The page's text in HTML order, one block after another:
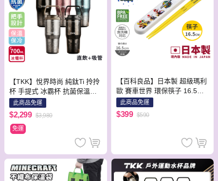
【TKK】悅界時尚 純鈦Ti 拎拎
杯 手提式 冰霸杯 抗菌保溫杯
環保杯 700ML(直飲+吸管)-禮
盒組-隨機色
此商品免運
$2,299 $3,980
免運
【百科良品】日本製 超級瑪利
歐 賽車世界 環保筷子 16.5CM
(日本境內版)
此商品免運
$399 $590